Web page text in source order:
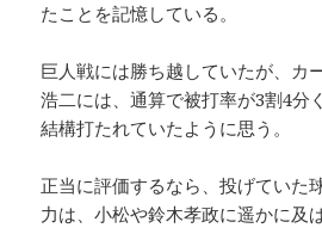
たことを記憶している。
巨人戦には勝ち越していたが、カ
浩二には、通算で被打率が3割4分
結構打たれていたように思う。
正当に評価するなら、投げていた
力は、小松や鈴木孝政に遥かに及